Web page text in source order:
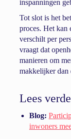
inspanningen
Tot slot is het
proces. Het kan
verschilt per
vraagt dat
manieren om
makkelijker dan
Lees
Blog:
inwoners